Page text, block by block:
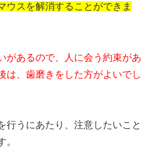
ウスを解消することができま
があるので、人に会う約束があ
は、歯磨きをした方がよいでし
行うにあたり、注意したいこと
。